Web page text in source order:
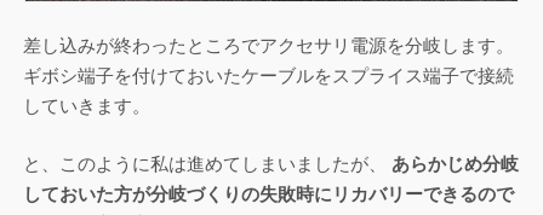
差し込みが終わったところでアクセサリ電源を分岐します。
ギボシ端子を付けておいたケーブルをスプライス端子で接続
していきます。
と、このように私は進めてしまいましたが、 あらかじめ分岐
しておいた方が分岐づくりの失敗時にリカバリーできるので